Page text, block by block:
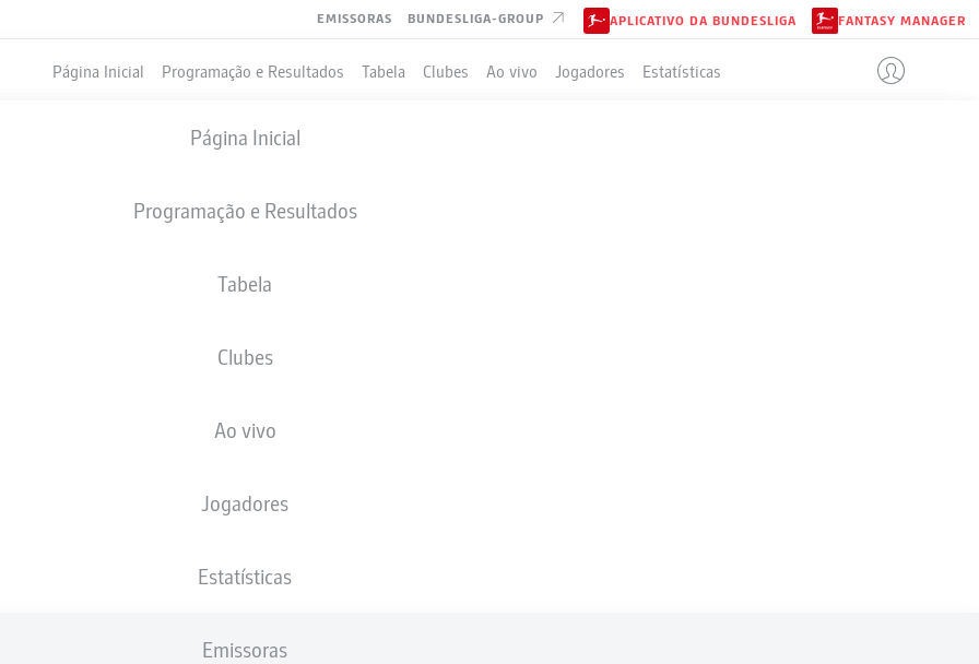
EMISSORAS BUNDESLIGA-GROUP APLICATIVO DA BUNDESLIGA FANTASY MANAGER
Página Inicial Programação e Resultados Tabela Clubes Ao vivo Jogadores Estatísticas
Página Inicial
Programação e Resultados
Tabela
Clubes
Ao vivo
Jogadores
Estatísticas
Emissoras
09.11.2002